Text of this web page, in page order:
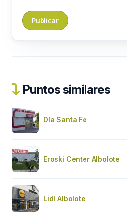
Puntos similares
Día Santa Fe
Eroski Center Albolote
Lidl Albolote